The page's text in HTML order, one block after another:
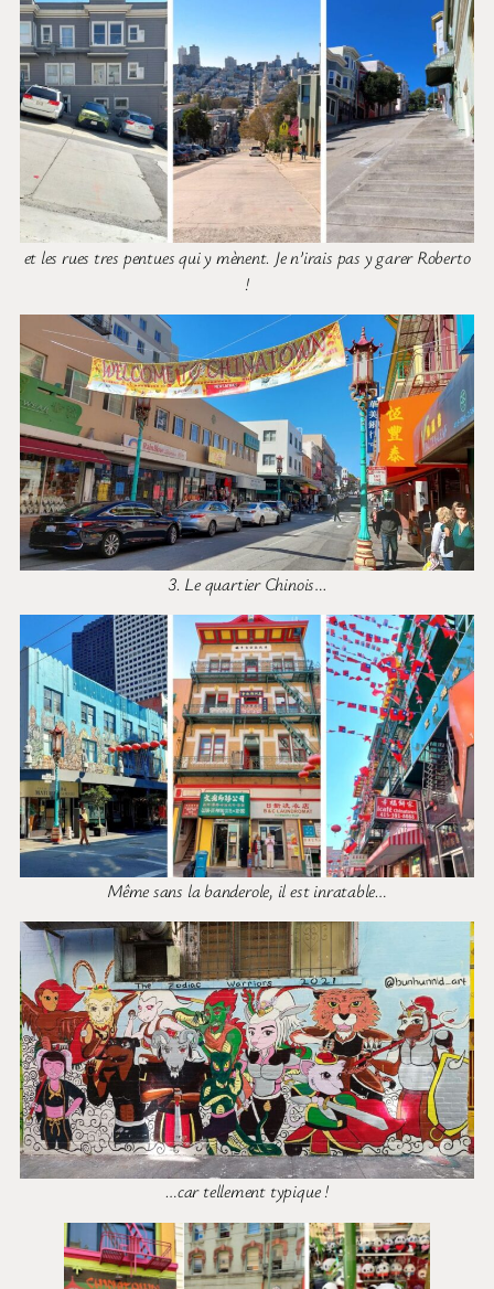
et les rues tres pentues qui y mènent. Je n’irais pas y garer Roberto
!
3. Le quartier Chinois…
Même sans la banderole, il est inratable…
…car tellement typique !